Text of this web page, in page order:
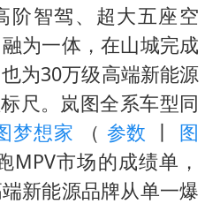
阶智驾、超大五座空
为一体，在山城完成
为30万级高端新能源
尺。岚图全系车型同
梦想家 （ 参数 丨
图
MPV市场的成绩单，
新能源品牌从单一爆